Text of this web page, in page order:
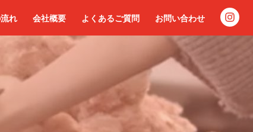
れ 会社概要 よくあるご質問 お問い合わせ